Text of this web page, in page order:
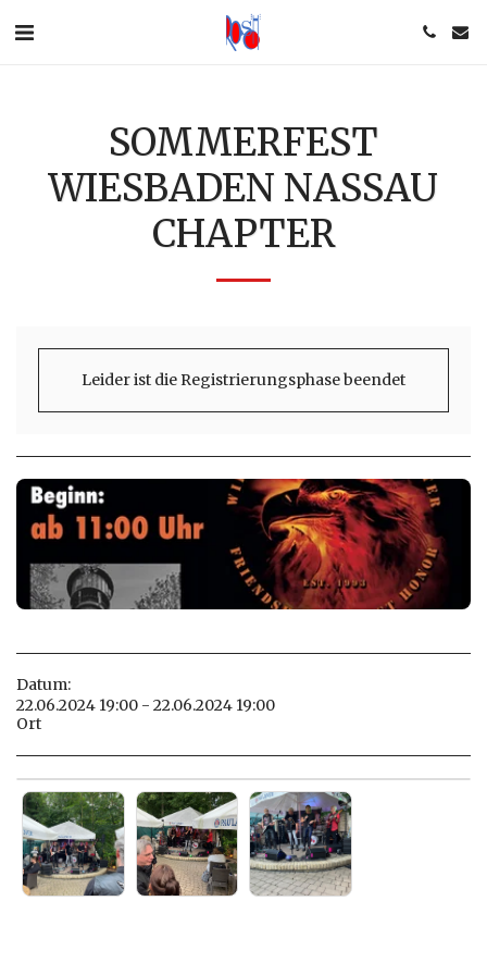
SOMMERFEST
WIESBADEN NASSAU
CHAPTER
Leider ist die Registrierungsphase beendet
Datum:
22.06.2024 19:00 - 22.06.2024 19:00
Ort